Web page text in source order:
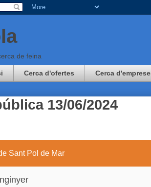
de feina
Cerca d'ofertes Cerca
13/06/2024
Sant Pol de Mar